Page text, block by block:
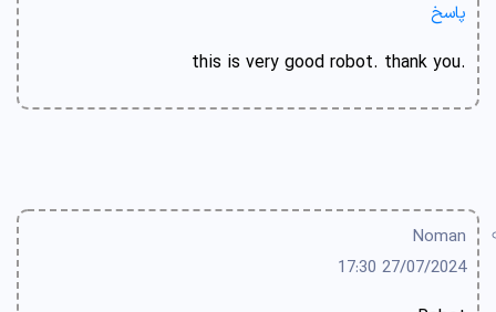
پاسخ
.this is very good robot. thank you
Noman
27/07/2024 17:30